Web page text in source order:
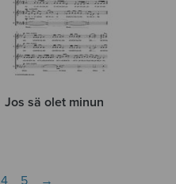
Jos sä olet minun
4 5 →